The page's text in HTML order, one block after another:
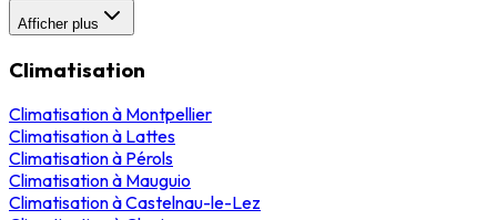
Afficher plus
Climatisation
Climatisationà Montpellier
Climatisationà Lattes
Climatisationà Pérols
Climatisationà Mauguio
ClimatisationàCastelnau-le-Lez